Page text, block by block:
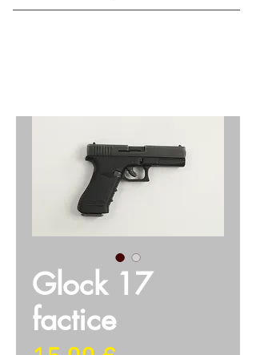
Glock 17
factice